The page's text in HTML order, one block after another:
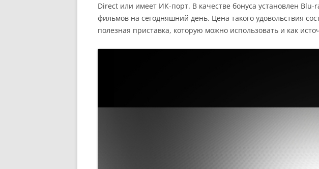
Direct или имеет ИК-порт. В качестве бонуса установлен
фильмов на сегодняшний день. Цена такого удовольствия
полезная приставка, которую можно использовать и как